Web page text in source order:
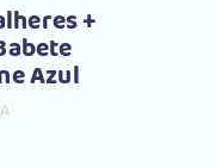
+
Azul